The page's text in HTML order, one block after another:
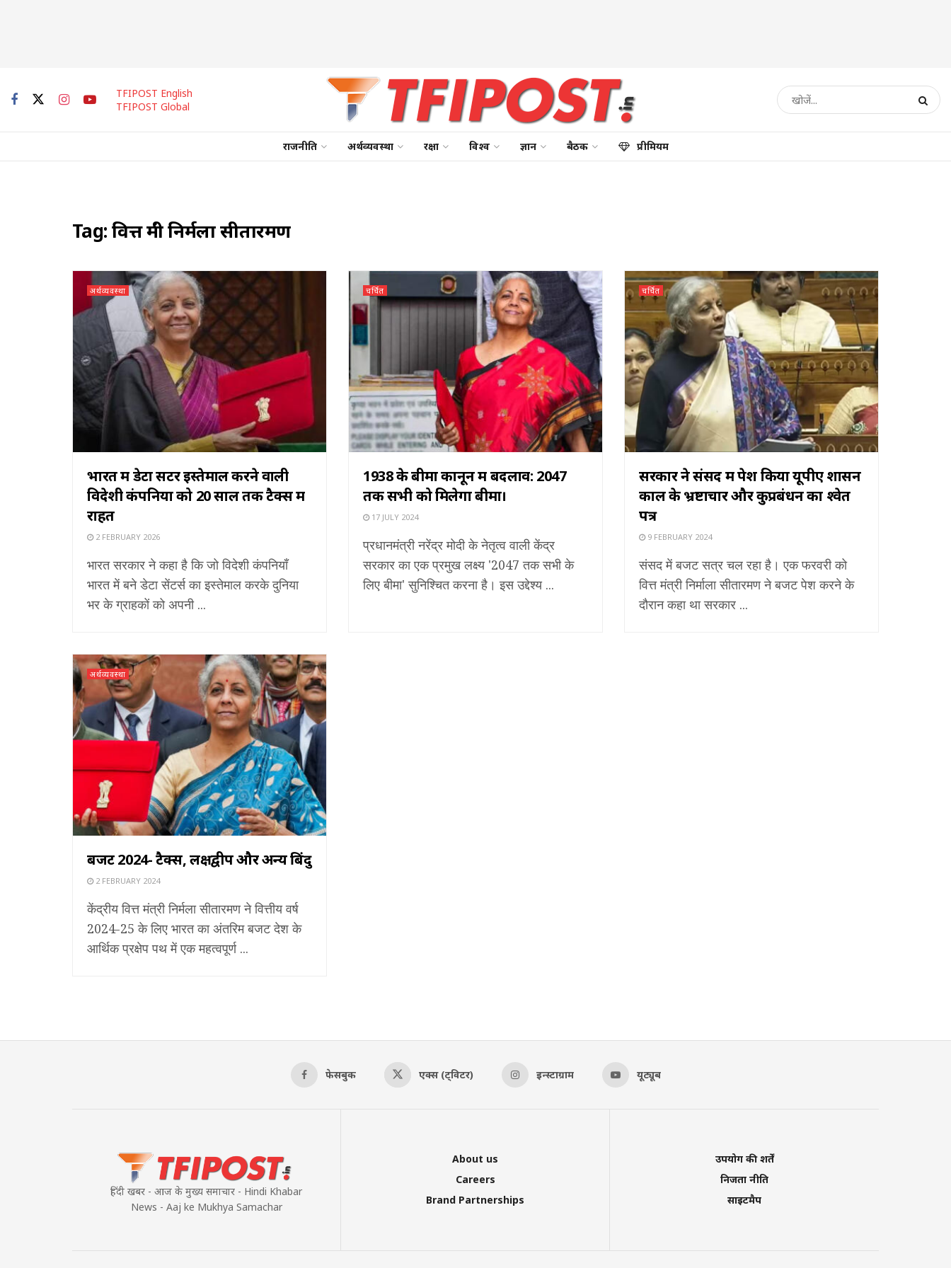
TFIPOST English
TFIPOST Global
राजनीति अर्थव्यवस्था रक्षा विश्व ज्ञान बैठक प्रीमियम
Tag:वित्त मंत्री निर्मला सीतारमण
अर्थव्यवस्था
भारत में डेटा सेंटर इस्तेमाल करने वाली
विदेशी कंपनियों को 20 साल तक टैक्स में
राहत
2 FEBRUARY 2026
भारत सरकार ने कहा है कि जो विदेशी कंपनियाँ
भारत में बने डेटा सेंटर्स का इस्तेमाल करके दुनिया
भर के ग्राहकों को अपनी ...
चर्चित
1938 के बीमा कानून में बदलाव: 2047
तक सभी को मिलेगा बीमा।
17 JULY 2024
प्रधानमंत्री नरेंद्र मोदी के नेतृत्व वाली केंद्र
सरकार का एक प्रमुख लक्ष्य '2047 तक सभी के
लिए बीमा' सुनिश्चित करना है। इस उद्देश्य ...
चर्चित
सरकार ने संसद में पेश किया यूपीए शासन
काल के भ्रष्टाचार और कुप्रबंधन का श्वेत
पत्र
9 FEBRUARY 2024
संसद में बजट सत्र चल रहा है। एक फरवरी को
वित्त मंत्री निर्माला सीतारमण ने बजट पेश करने के
दौरान कहा था सरकार ...
अर्थव्यवस्था
बजट 2024- टैक्स, लक्षद्वीप और अन्य बिंदु
2 FEBRUARY 2024
केंद्रीय वित्त मंत्री निर्मला सीतारमण ने वित्तीय वर्ष
2024-25 के लिए भारत का अंतरिम बजट देश के
आर्थिक प्रक्षेप पथ में एक महत्वपूर्ण ...
फेसबुक एक्स (ट्विटर) इन्स्टाग्राम यूट्यूब
हिंदी खबर - आज के मुख्य समाचार - Hindi Khabar
News - Aaj ke Mukhya Samachar
About us
Careers
Brand Partnerships
उपयोग की शर्तें
निजता नीति
साइटमैप